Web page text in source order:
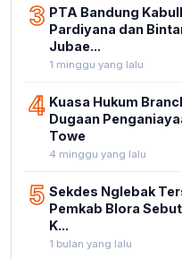
3 PTA Bandung
Pardiyana dan
Jubae...
1 minggu yang lalu
4 Kuasa Hukum
Dugaan
Towe
4 minggu yang lalu
5 Sekdes Nglebak
Pemkab Blora
K...
1 bulan yang lalu